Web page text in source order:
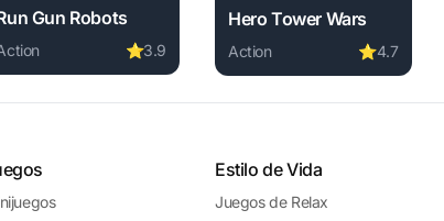
instant play.
action game, no download required, instant play.
Gun Robots
⭐3.9
Run Gun Robots online free. action game, no
Hero Tower Wars
Action ⭐4.7
Play Hero Tower Wars
Estilo de Vida
Juegos de Relax